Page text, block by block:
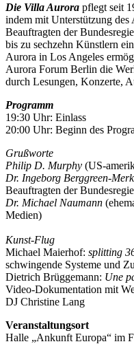
Die Villa Aurora pflegt seit
indem mit Unterstützung des
Beauftragten der
bis zu sechzehn Künstlern
Aurora in Los Angeles
Aurora Forum Berlin die
durch Lesungen, Konzerte,
Programm
19:30 Uhr: Einlass
20:00 Uhr: Beginn des
Grußworte
Philip D. Murphy (US-
Dr. Ingeborg Berggreen-
Beauftragten der
Dr. Michael Naumann
Medien)
Kunst-Flug
Michael Maierhof: splitting
schwingende Systeme und
Dietrich Brüggemann: Une
Video-Dokumentation mit
DJ Christine Lang
Veranstaltungsort
Halle „Ankunft Europa“ im